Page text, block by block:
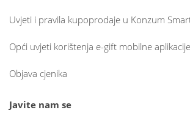
Uvjeti i pravila kupoprodaje u Konzum
Opći uvjeti korištenja e-gift mobilne aplikacije
Objava cjenika
Javite nam se